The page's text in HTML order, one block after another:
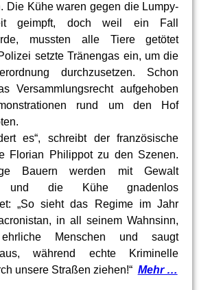
Die Kühe waren gegen die Lumpy-
geimpft, doch weil ein Fall
mussten alle Tiere getötet
setzte Tränengas ein, um die
durchzusetzen. Schon
Versammlungsrecht aufgehoben
rund um den Hof
es“, schreibt der französische
Florian Philippot zu den Szenen.
Bauern werden mit Gewalt
und die Kühe gnadenlos
„So sieht das Regime im Jahr
in all seinem Wahnsinn,
ehrliche Menschen und saugt
während echte Kriminelle
unsere Straßen ziehen!“ Mehr …